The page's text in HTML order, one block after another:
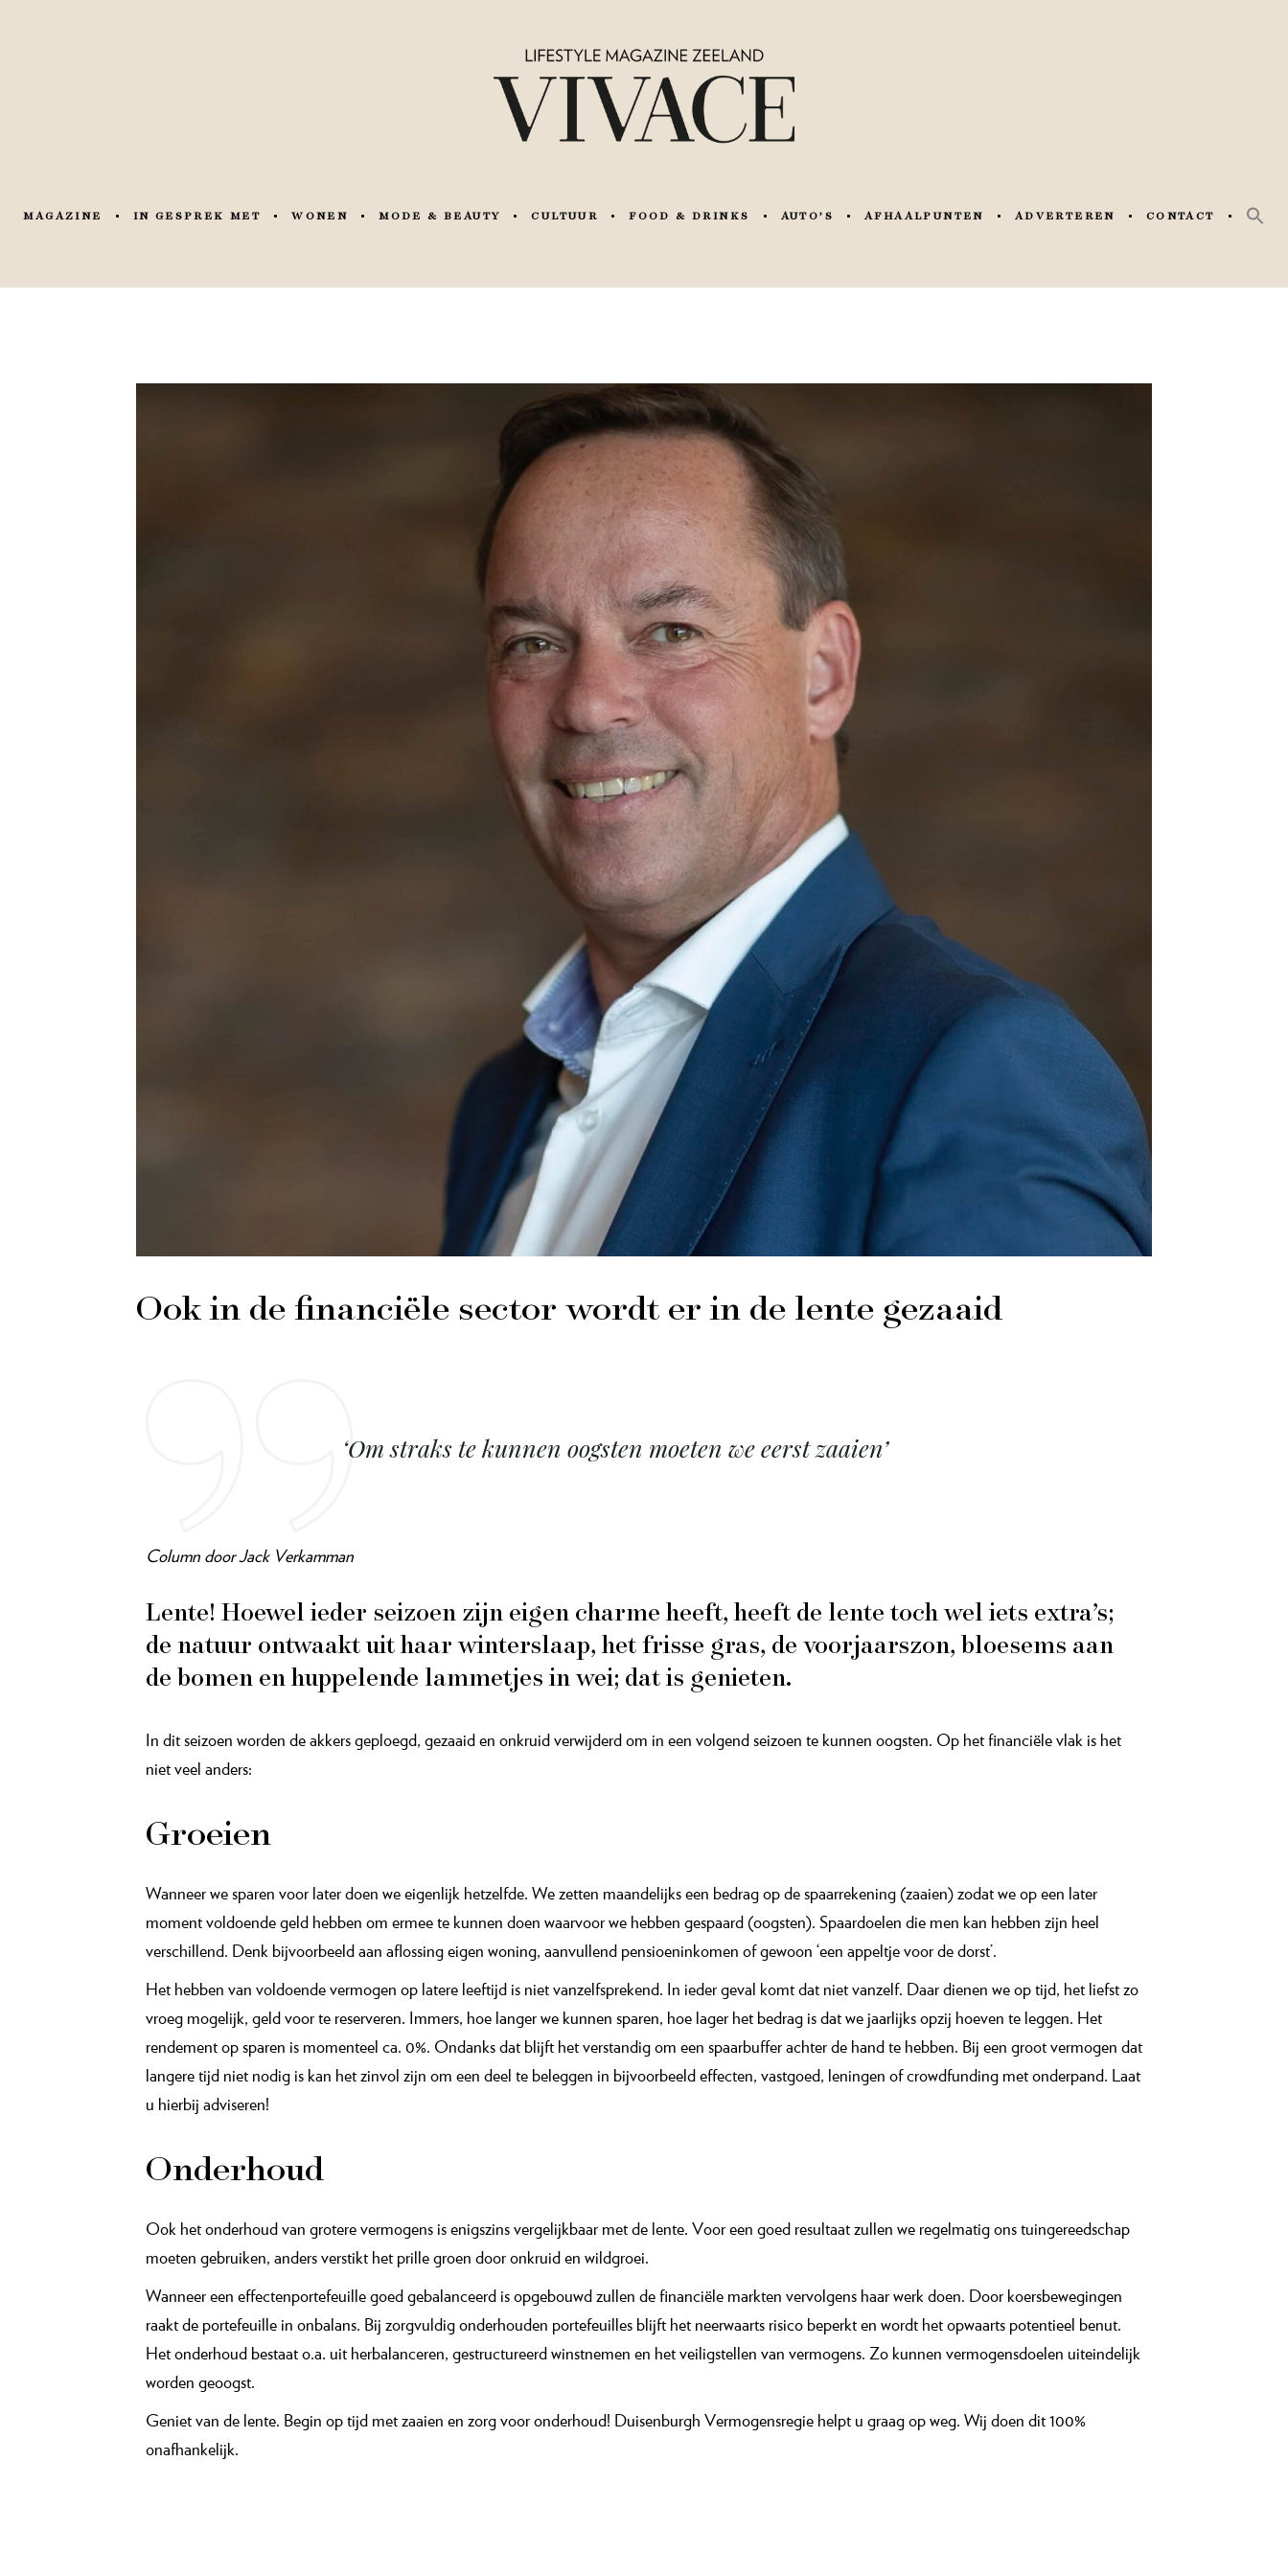
MAGAZINE IN GESPREK MET WONEN MODE & BEAUTY CULTUUR FOOD & DRINKS AUTO’S AFHAALPUNTEN ADVERTEREN CONTACT
Ook in de financiële sector wordt er in de lente gezaaid
‘Om straks te kunnen oogsten moeten we eerst zaaien’
Column door Jack Verkamman
Lente! Hoewel ieder seizoen zijn eigen charme heeft, heeft de lente toch wel iets extra’s;
de natuur ontwaakt uit haar winterslaap, het frisse gras, de voorjaarszon, bloesems aan
de bomen en huppelende lammetjes in wei; dat is genieten.
In dit seizoen worden de akkers geploegd, gezaaid en onkruid verwijderd om in een volgend seizoen te kunnen oogsten. Op het financiële vlak is het
niet veel anders:
Groeien
Wanneer we sparen voor later doen we eigenlijk hetzelfde. We zetten maandelijks een bedrag op de spaarrekening (zaaien) zodat we op een later
moment voldoende geld hebben om ermee te kunnen doen waarvoor we hebben gespaard (oogsten). Spaardoelen die men kan hebben zijn heel
verschillend. Denk bijvoorbeeld aan aflossing eigen woning, aanvullend pensioeninkomen of gewoon ‘een appeltje voor de dorst’.
Het hebben van voldoende vermogen op latere leeftijd is niet vanzelfsprekend. In ieder geval komt dat niet vanzelf. Daar dienen we op tijd, het liefst zo
vroeg mogelijk, geld voor te reserveren. Immers, hoe langer we kunnen sparen, hoe lager het bedrag is dat we jaarlijks opzij hoeven te leggen. Het
rendement op sparen is momenteel ca. 0%. Ondanks dat blijft het verstandig om een spaarbuffer achter de hand te hebben. Bij een groot vermogen dat
langere tijd niet nodig is kan het zinvol zijn om een deel te beleggen in bijvoorbeeld effecten, vastgoed, leningen of crowdfunding met onderpand. Laat
u hierbij adviseren!
Onderhoud
Ook het onderhoud van grotere vermogens is enigszins vergelijkbaar met de lente. Voor een goed resultaat zullen we regelmatig ons tuingereedschap
moeten gebruiken, anders verstikt het prille groen door onkruid en wildgroei.
Wanneer een effectenportefeuille goed gebalanceerd is opgebouwd zullen de financiële markten vervolgens haar werk doen. Door koersbewegingen
raakt de portefeuille in onbalans. Bij zorgvuldig onderhouden portefeuilles blijft het neerwaarts risico beperkt en wordt het opwaarts potentieel benut.
Het onderhoud bestaat o.a. uit herbalanceren, gestructureerd winstnemen en het veiligstellen van vermogens. Zo kunnen vermogensdoelen uiteindelijk
worden geoogst.
Geniet van de lente. Begin op tijd met zaaien en zorg voor onderhoud! Duisenburgh Vermogensregie helpt u graag op weg. Wij doen dit 100%
onafhankelijk.